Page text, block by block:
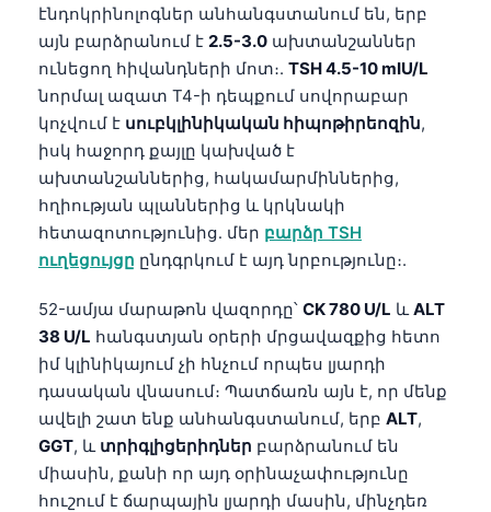
էնդոկրինոլոգներ անհանգստանում են, երբ
այն բարձրանում է 2.5-3.0 ախտանշաններ
ունեցող հիվանդների մոտ։. TSH 4.5-10 mIU/L
նորմալ ազատ T4-ի դեպքում սովորաբար
կոչվում է սուբկլինիկական հիպոթիրեոզին,
իսկ հաջորդ քայլը կախված է
ախտանշաններից, հակամարմիններից,
հղիության պլաններից և կրկնակի
հետազոտությունից․ մեր բարձր TSH
ուղեցույցը ընդգրկում է այդ նրբությունը։.
52-ամյա մարաթոն վազորդը՝ CK 780 U/L և ALT
38 U/L հանգստյան օրերի մրցավազքից հետո
իմ կլինիկայում չի հնչում որպես լյարդի
դասական վնասում։ Պատճառն այն է, որ մենք
ավելի շատ ենք անհանգստանում, երբ ALT,
GGT, և տրիգլիցերիդներ բարձրանում են
միասին, քանի որ այդ օրինաչափությունը
հուշում է ճարպային լյարդի մասին, մինչդեռ
Suomi
Hrvatski
Slovenčina
پښتو
سنڌي
සිංහල
অসমীয়া
Galego
Latviešu valoda
Македонски јазик
Euskara
Gàidhlig
Occitan